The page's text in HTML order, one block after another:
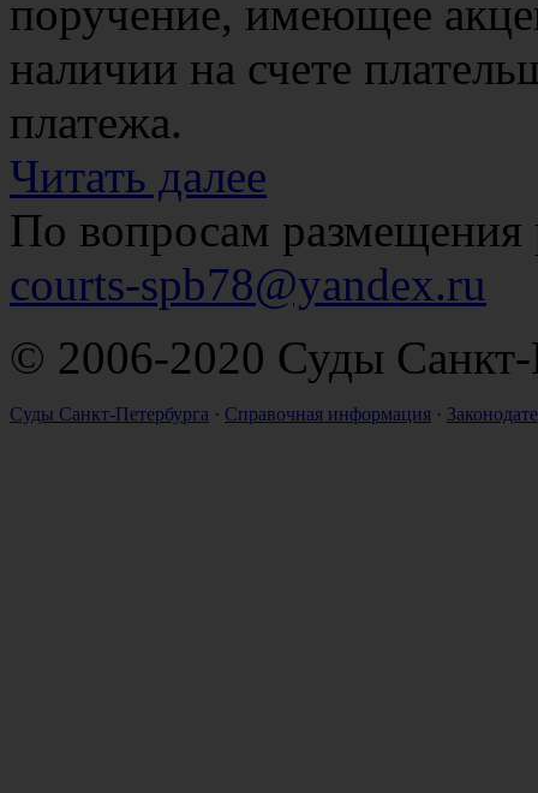
поручение, имеющее
наличии на счете
платежа.
Читать далее
По вопросам размещения
courts-spb78@yandex.ru
© 2006-2020 Суды Санкт-
Суды Санкт-Петербурга · Справочная информация ·